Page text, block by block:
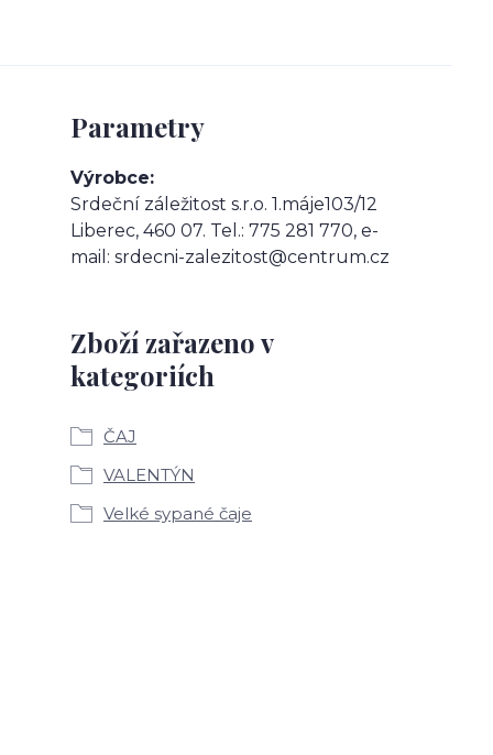
Parametry
Výrobce
Srdeční záležitost s.r.o. 1.máje103/12
Liberec, 460 07. Tel.: 775 281 770, e-
mail: srdecni-zalezitost@centrum.cz
Zboží zařazeno v
kategoriích
ČAJ
VALENTÝN
Velké sypané čaje